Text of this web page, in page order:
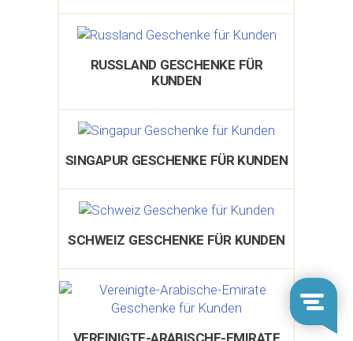
RUSSLAND GESCHENKE FÜR
KUNDEN
SINGAPUR GESCHENKE FÜR KUNDEN
SCHWEIZ GESCHENKE FÜR KUNDEN
VEREINIGTE-ARABISCHE-EMIRATE